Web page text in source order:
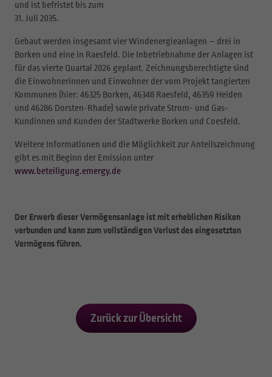
und ist befristet bis zum
31. Juli 2035.
Gebaut werden insgesamt vier Windenergieanlagen – drei in
Borken und eine in Raesfeld. Die Inbetriebnahme der Anlagen ist
für das vierte Quartal 2026 geplant. Zeichnungsberechtigte sind
die Einwohnerinnen und Einwohner der vom Projekt tangierten
Kommunen (hier: 46325 Borken, 46348 Raesfeld, 46359 Heiden
und 46286 Dorsten-Rhade) sowie private Strom- und Gas-
Kundinnen und Kunden der Stadtwerke Borken und Coesfeld.
Weitere Informationen und die Möglichkeit zur Anteilszeichnung
gibt es mit Beginn der Emission unter
www.beteiligung.emergy.de
Der Erwerb dieser Vermögensanlage ist mit erheblichen Risiken
verbunden und kann zum vollständigen Verlust des eingesetzten
Vermögens führen.
Zurück zur Übersicht